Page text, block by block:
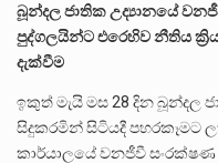
බූන්දල ජාතික උද්‍යානයේ
පුද්ගලයින්ට එරෙහිව නීතිය
දැක්වීම
ඉකුත් මැයි මස 28 දින බූන්දල
සිදුකරමින් සිටියදී පහරකෑමට
කාර්යාලයේ වනජීවී